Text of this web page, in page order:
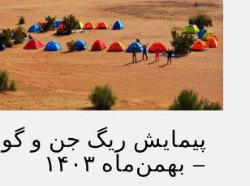
پیمایش ریگ جن و
– بهمن‌ماه ۱۴۰۳